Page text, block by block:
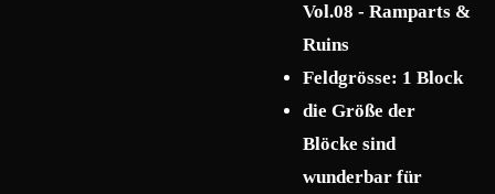
Vol.08 - Ramparts &
Ruins
Feldgrösse: 1 Block
die Größe der
Blöcke sind
wunderbar für